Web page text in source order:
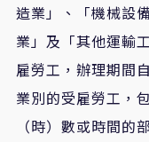
造業」、「機械設
業」及「其他運輸
雇勞工，辦理期間自
業別的受雇勞工 ，
（時）數或時間的